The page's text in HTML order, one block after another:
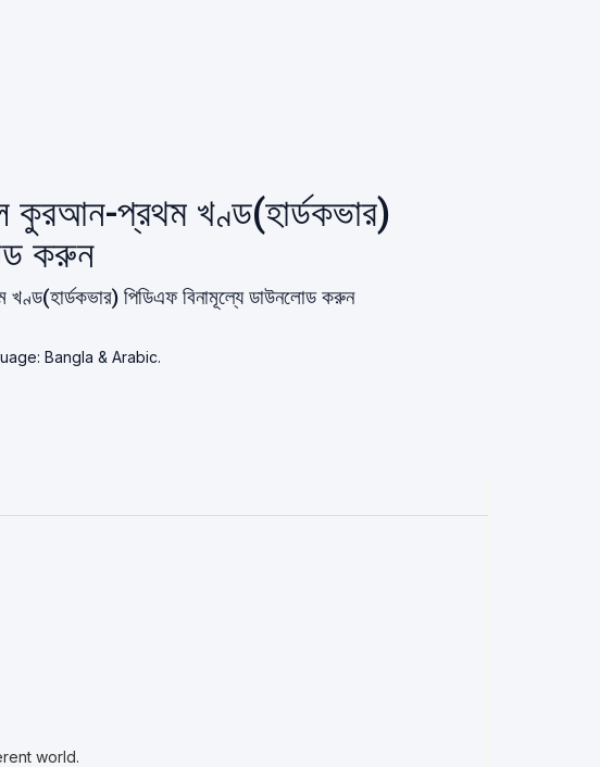
কুরআন-প্রথম খণ্ড(হার্ডকভার)
করুন
পিডিএফ বিনামূল্যে ডাউনলোড করুন
Bangla & Arabic.
world.